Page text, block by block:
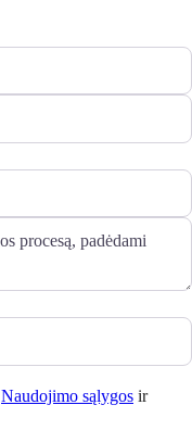
Naudojimo sąlygos ir